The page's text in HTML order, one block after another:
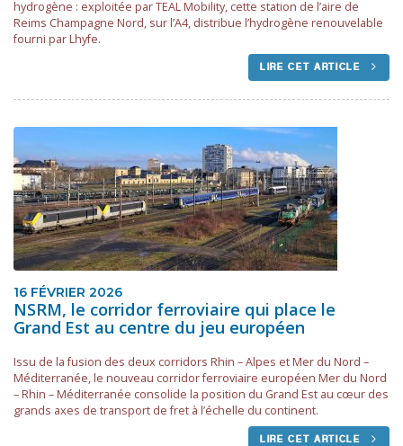
hydrogène : exploitée par TEAL Mobility, cette station de l’aire de
Reims Champagne Nord, sur l’A4, distribue l’hydrogène renouvelable
fourni par Lhyfe.
LIRE CET ARTICLE
16 FÉVRIER 2026
NSRM, le corridor ferroviaire qui place le
Grand Est au centre du jeu européen
Issu de la fusion des deux corridors Rhin – Alpes et Mer du Nord –
Méditerranée, le nouveau corridor ferroviaire européen Mer du Nord
– Rhin – Méditerranée consolide la position du Grand Est au cœur des
grands axes de transport de fret à l’échelle du continent.
LIRE CET ARTICLE